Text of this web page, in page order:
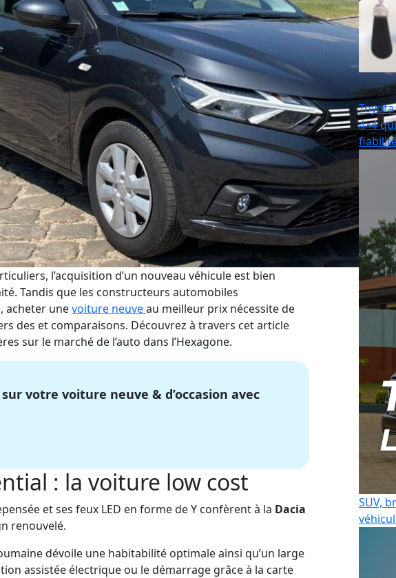
l’acquisition d’un nouveau véhicule est bien
Tandis que les constructeurs automobiles
acheter unevoiture neuveau meilleur prix nécessite de
des et comparaisons. Découvrez à travers cet article
sur le marché de l’auto dans l’Hexagone.
sur votre voiture neuve & d’occasion avec
: la voiture low cost
et ses feux LED en forme de Y confèrent à la Dacia
renouvelé.
dévoile une habitabilité optimale ainsi qu’un large
assistée électrique ou le démarrage grâce à la carte
Dans
4×4
SUV,